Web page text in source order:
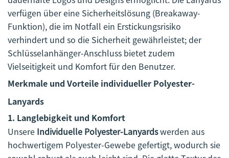
verfügen über eine Sicherheitslösung (Breakaway-
Funktion), die im Notfall ein Erstickungsrisiko
verhindert und so die Sicherheit gewährleistet; der
Schlüsselanhänger-Anschluss bietet zudem
Vielseitigkeit und Komfort für den Benutzer.
Merkmale und Vorteile individueller Polyester-
Lanyards
1. Langlebigkeit und Komfort
Unsere Individuelle Polyester-Lanyardswerden aus
hochwertigem Polyester-Gewebe gefertigt, wodurch sie